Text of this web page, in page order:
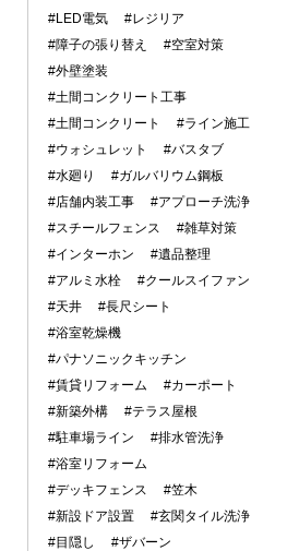
#LED電気
#レジリア
#障子の張り替え
#空室対策
#外壁塗装
#土間コンクリート工事
#土間コンクリート
#ライン施工
#ウォシュレット
#バスタブ
#水廻り
#ガルバリウム鋼板
#店舗内装工事
#アプローチ洗浄
#スチールフェンス
#雑草対策
#インターホン
#遺品整理
#アルミ水栓
#クールスイファン
#天井
#長尺シート
#浴室乾燥機
#パナソニックキッチン
#賃貸リフォーム
#カーポート
#新築外構
#テラス屋根
#駐車場ライン
#排水管洗浄
#浴室リフォーム
#デッキフェンス
#笠木
#新設ドア設置
#玄関タイル洗浄
#目隠し
#ザバーン